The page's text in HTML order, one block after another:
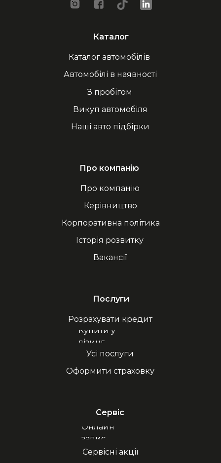
Каталог автомобілів
З пробігом
Автомобілі в наявності
Викуп автомобіля
Наші авто підбірки
Каталог
Онлайн
запис
Сервісні акції
Сервіс
Про компанію
Корпоративна політика
Керівництво
Історія розвитку
Вакансії
Про компанію
Купити у
лізинг
Оформити страховку
Усі послуги
Послуги
Розрахувати кредит